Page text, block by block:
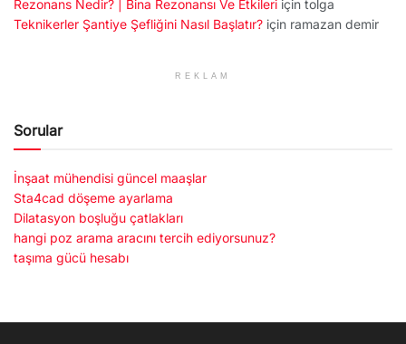
Rezonans Nedir? | Bina Rezonansı Ve Etkileri için tolga
Teknikerler Şantiye Şefliğini Nasıl Başlatır? için ramazan demir
REKLAM
Sorular
İnşaat mühendisi güncel maaşlar
Sta4cad döşeme ayarlama
Dilatasyon boşluğu çatlakları
hangi poz arama aracını tercih ediyorsunuz?
taşıma gücü hesabı